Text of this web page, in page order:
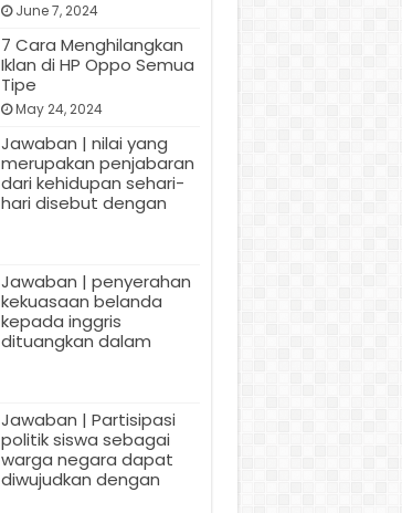
June 7, 2024
7 Cara Menghilangkan
Iklan di HP Oppo Semua
Tipe
May 24, 2024
Jawaban | nilai yang
merupakan penjabaran
dari kehidupan sehari-
hari disebut dengan
Jawaban | penyerahan
kekuasaan belanda
kepada inggris
dituangkan dalam
Jawaban | Partisipasi
politik siswa sebagai
warga negara dapat
diwujudkan dengan